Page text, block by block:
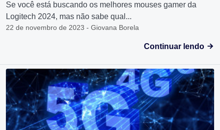
Se você está buscando os melhores mouses gamer da
Logitech 2024, mas não sabe qual...
22 de novembro de 2023 - Giovana Borela
Continuar lendo